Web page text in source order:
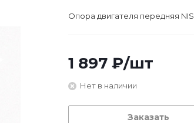
Опора двигателя передняя
1 897 ₽/шт
Нет в наличии
Заказать